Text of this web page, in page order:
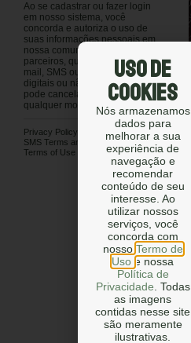
Ao se cadastrar ou fazer login
em nosso sistema, você
concorda e autoriza o uso de
suas informações pessoais em
nossa comunicação e de nossos
parceiros, que pode ser por e-
mail, SMS ou outros meios
digitais ou não digitais. Você
pode cancelar sua assinatura a
qualquer momento.
Privacy Policy
SMS Terms and Conditions
Terms of Use
Uso de
Cookies
Nós armazenamos
dados para
melhorar a sua
experiência de
navegação e
recomendar
conteúdo de seu
interesse. Ao
utilizar nossos
serviços, você
concorda com
nosso Termo de
Uso e nossa
Política de
Privacidade . Todas
as imagens
contidas nesse site
são meramente
ilustrativas.